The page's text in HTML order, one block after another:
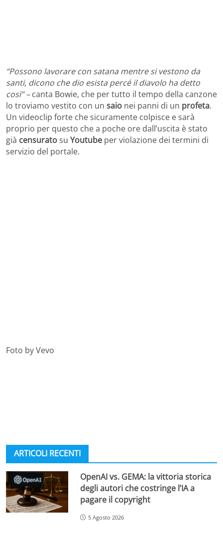
“Possono lavorare con satana mentre si vestono da
santi, dicono che dio esista percé il diavolo ha detto
così” –canta Bowie, che per tutto il tempo della canzone
lo troviamo vestito con un saio nei panni di un profeta.
Un videoclip forte che sicuramente colpisce e sarà
proprio per questo che a poche ore dall’uscita è stato
già censuratosu Youtube per violazione dei termini di
servizio del portale.
Foto by Vevo
ARTICOLI RECENTI
OpenAI vs. GEMA: la vittoria storica
degli autori che costringe l’IA a
pagare il copyright
5 Agosto 2026